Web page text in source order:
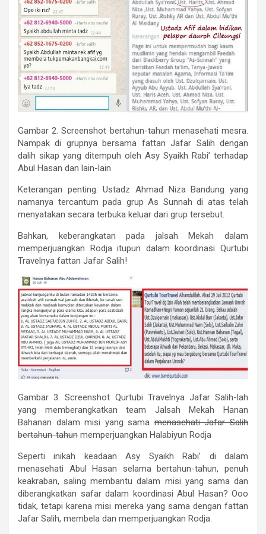
Gambar 2. Screenshot bertahun-tahun menasehati mesra.
Nampak di grupnya bersama fattan Jafar Salih dengan
dalih sikap yang ditempuh oleh Asy Syaikh Rabi’ terhadap
Abul Hasan dan lain-lain
Keterangan penting: Ustadz Ahmad Niza Bandung yang
namanya tercantum pada grup As Sunnah di atas telah
menyatakan secara terbuka keluar dari grup tersebut.
Bahkan, keberangkatan pada jalsah Mekah dalam
memperjuangkan Rodja itupun dalam koordinasi Qurtubi
Travelnya fattan Jafar Salih!
Gambar 3. Screenshot Qurtubi Travelnya Jafar Salih-lah
yang memberangkatkan team Jalsah Mekah Hanan
Bahanan dalam misi yang samamenasehati Jafar Salih
bertahun-tahun memperjuangkan Halabiyun Rodja
Seperti inikah keadaan Asy Syaikh Rabi’ di dalam
menasehati Abul Hasan selama bertahun-tahun, penuh
keakraban, saling membantu dalam misi yang sama dan
diberangkatkan safar dalam koordinasi Abul Hasan? Ooo
tidak, tetapi karena misi mereka yang sama dengan fattan
Jafar Salih, membela dan memperjuangkan Rodja.